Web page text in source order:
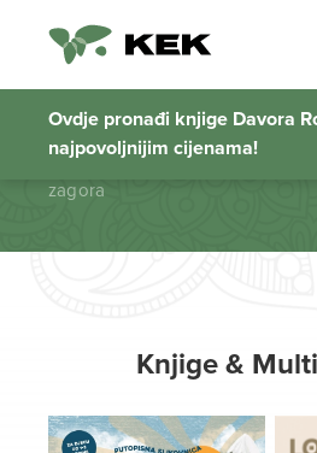
Ovdje pronađi knjige Davora
najpovoljnijim cijenama!
zagora
Početna stranica
zagora
Knjige &